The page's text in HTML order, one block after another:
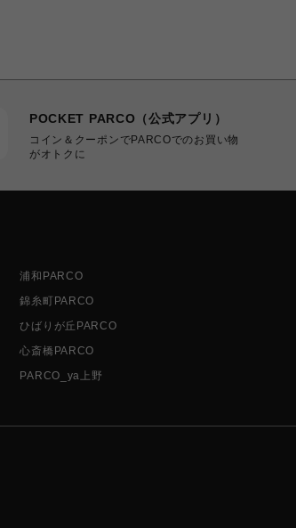
POCKET PARCO（公式アプリ）
コイン＆クーポンでPARCOでのお買い物
がオトクに
浦和PARCO
錦糸町PARCO
ひばりが丘PARCO
心斎橋PARCO
PARCO_ya上野